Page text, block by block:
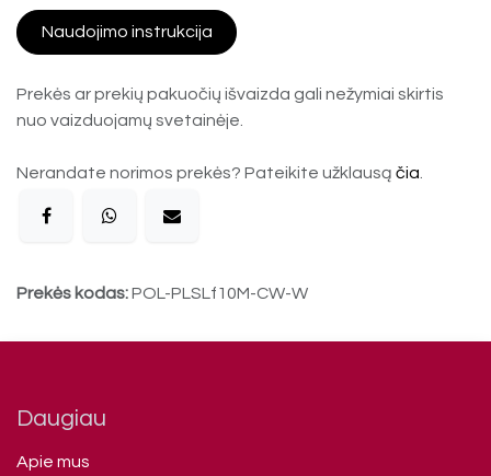
Naudojimo instrukcija
Prekės ar prekių pakuočių išvaizda gali nežymiai skirtis
nuo vaizduojamų svetainėje.
Nerandate norimos prekės? Pateikite užklausą čia
Prekės kodas:POL-PLSLf10M-CW-W
Daugiau
Apie mus